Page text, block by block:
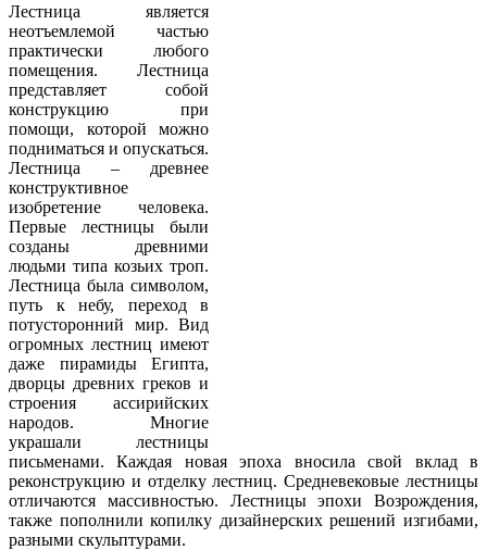
Лестница является
неотъемлемой частью
практически любого
помещения. Лестница
представляет собой
конструкцию при
помощи, которой можно
подниматься и опускаться.
Лестница – древнее
конструктивное
изобретение человека.
Первые лестницы были
созданы древними
людьми типа козьих троп.
Лестница была символом,
путь к небу, переход в
потусторонний мир. Вид
огромных лестниц имеют
даже пирамиды Египта,
дворцы древних греков и
строения ассирийских
народов. Многие
украшали лестницы
письменами. Каждая новая эпоха вносила свой вклад в
реконструкцию и отделку лестниц. Средневековые лестницы
отличаются массивностью. Лестницы эпохи Возрождения,
также пополнили копилку дизайнерских решений изгибами,
разными скульптурами.